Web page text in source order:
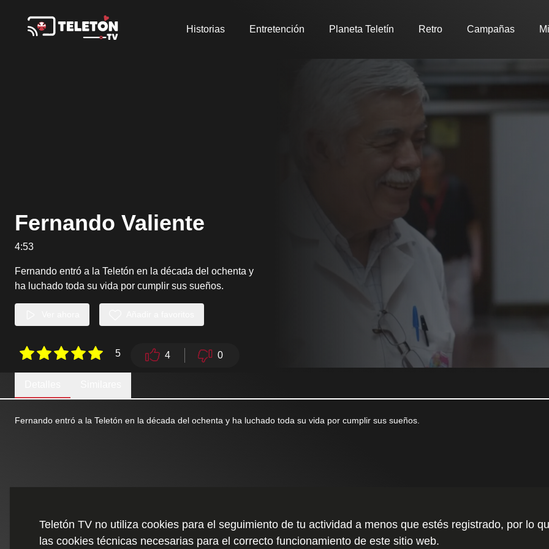
Historias Entretención Planeta Teletín Retro Campañas
Fernando Valiente
4:53
Fernando entró a la Teletón en la década del ochenta y
ha luchado toda su vida por cumplir sus sueños.
5 4 0
Fernando entró a la Teletón en la década del ochenta y ha luchado toda su vida por cumplir sus sueños.
Teletón TV no utiliza cookies para el seguimiento de tu actividad a menos que estés registrado, por lo
las cookies técnicas necesarias para el correcto funcionamiento de este sitio web.